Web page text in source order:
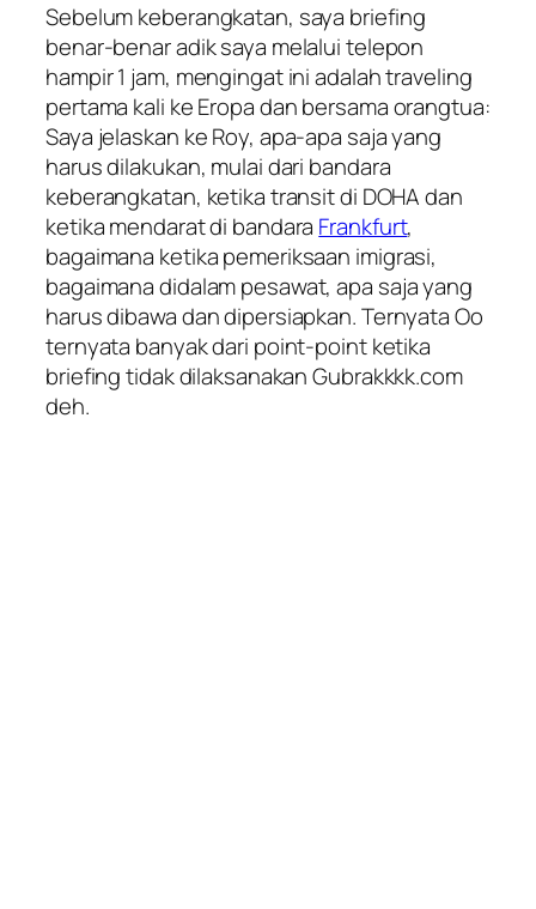
Sebelum keberangkatan, saya briefing
benar-benar adik saya melalui telepon
hampir 1 jam, mengingat ini adalah traveling
pertama kali ke Eropa dan bersama orangtua:
Saya jelaskan ke Roy, apa-apa saja yang
harus dilakukan, mulai dari bandara
keberangkatan, ketika transit di DOHA dan
ketika mendarat di bandara Frankfurt,
bagaimana ketika pemeriksaan imigrasi,
bagaimana didalam pesawat, apa saja yang
harus dibawa dan dipersiapkan. Ternyata Oo
ternyata banyak dari point-point ketika
briefing tidak dilaksanakan Gubrakkkk.com
deh.